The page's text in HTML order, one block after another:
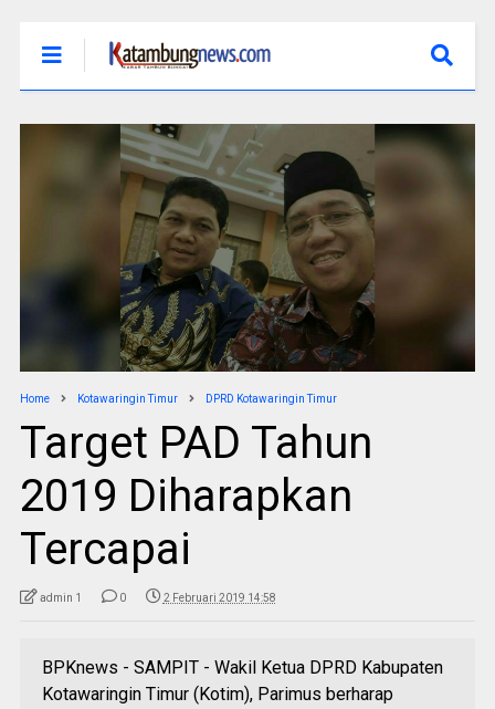
Home Kotawaringin Timur DPRD Kotawaringin Timur
Target PAD Tahun
2019 Diharapkan
Tercapai
admin 1 0 2 Februari 2019 14:58
BPKnews - SAMPIT - Wakil Ketua DPRD Kabupaten
Kotawaringin Timur (Kotim), Parimus berharap